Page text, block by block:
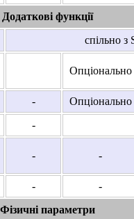
Додаткові функції
спільно з
Опціонально
-
Опціонально
-
- -
-
-
Фізичні параметри